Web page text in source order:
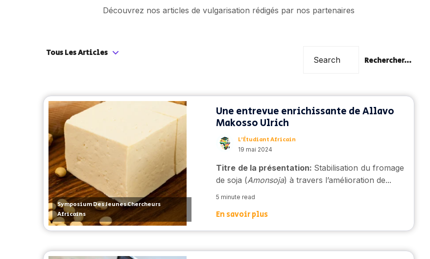
Découvrez nos articles de vulgarisation rédigés par nos partenaires
Tous Les Articles
Rechercher...
Symposium Des Jeunes Chercheurs
Africains
Une entrevue enrichissante de Allavo
Makosso Ulrich
L’Étudiant Africain
19 mai 2024
Titre de la présentation: Stabilisation du fromage
de soja (Amonsoja) à travers l’amélioration de...
5 minute read
En savoir plus